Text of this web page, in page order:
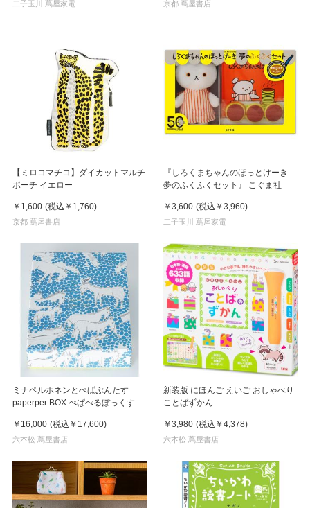
二子玉川 蔦屋家電 京都 蔦屋書店
【ミロコマチコ】ダイカットマルチ
ポーチ イエロー
￥1,600 (税込 ￥1,760)
京都 蔦屋書店
『しろくまちゃんのほっとけーき
夢のふくふくセット』 こぐま社
￥3,600 (税込 ￥3,960)
二子玉川 蔦屋家電
ミナペルホネンとぺぱぷんたす
paperper BOX ぺぱぺるぼっくす
￥16,000 (税込 ￥17,600)
六本松 蔦屋書店
新装版 にほんご えいご おしゃべり
ことばずかん
￥3,980 (税込 ￥4,378)
六本松 蔦屋書店